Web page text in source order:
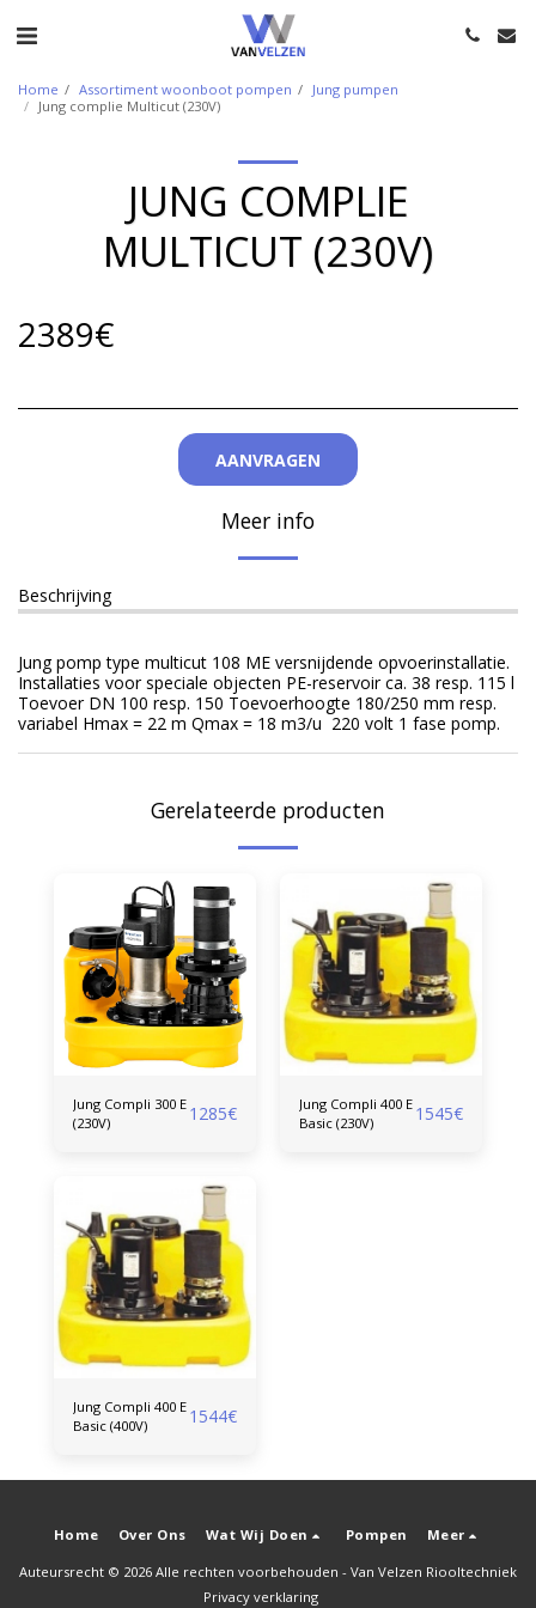
Home Assortiment woonboot pompen
Jung pumpen
Jung complie Multicut (230V)
JUNG COMPLIE
MULTICUT (230V)
2389€
AANVRAGEN
Meer info
Beschrijving
Jung pomp type multicut 108 ME versnijdende opvoerinstallatie.
Installaties voor speciale objecten PE-reservoir ca. 38 resp. 115 l
Toevoer DN 100 resp. 150 Toevoerhoogte 180/250 mm resp.
variabel Hmax = 22 m Qmax = 18 m3/u 220 volt 1 fase pomp.
Gerelateerde producten
Jung Compli 300 E
(230V)
1285€
Jung Compli 400 E
Basic (230V)
1545€
Jung Compli 400 E
Basic (400V)
1544€
Home Over Ons Wat Wij Doen Pompen Meer
Auteursrecht © 2026 Alle rechten voorbehouden - Van Velzen Riooltechniek
Privacy verklaring